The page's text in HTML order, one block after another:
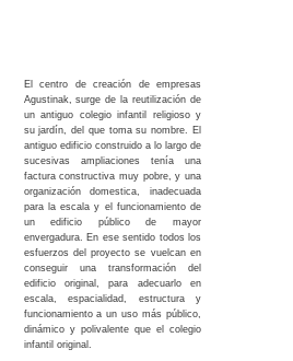
El centro de creación de empresas
Agustinak, surge de la reutilización de
un antiguo colegio infantil religioso y
su jardín, del que toma su nombre. El
antiguo edificio construido a lo largo de
sucesivas ampliaciones tenía una
factura constructiva muy pobre, y una
organización domestica, inadecuada
para la escala y el funcionamiento de
un edificio público de mayor
envergadura. En ese sentido todos los
esfuerzos del proyecto se vuelcan en
conseguir una transformación del
edificio original, para adecuarlo en
escala, espacialidad, estructura y
funcionamiento a un uso más público,
dinámico y polivalente que el colegio
infantil original.